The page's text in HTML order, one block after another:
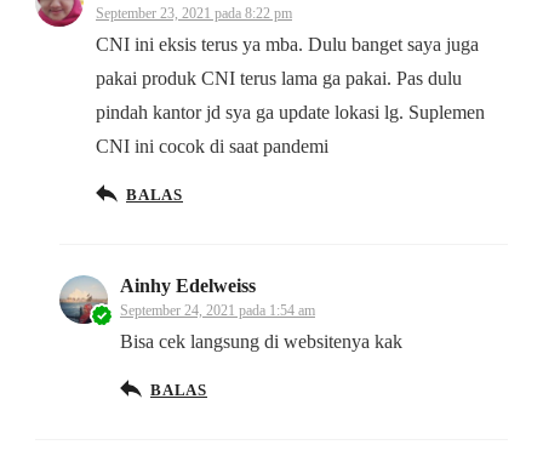
September 23, 2021 pada 8:22 pm
CNI ini eksis terus ya mba. Dulu banget saya juga
pakai produk CNI terus lama ga pakai. Pas dulu
pindah kantor jd sya ga update lokasi lg. Suplemen
CNI ini cocok di saat pandemi
BALAS
Ainhy Edelweiss
September 24, 2021 pada 1:54 am
Bisa cek langsung di websitenya kak
BALAS